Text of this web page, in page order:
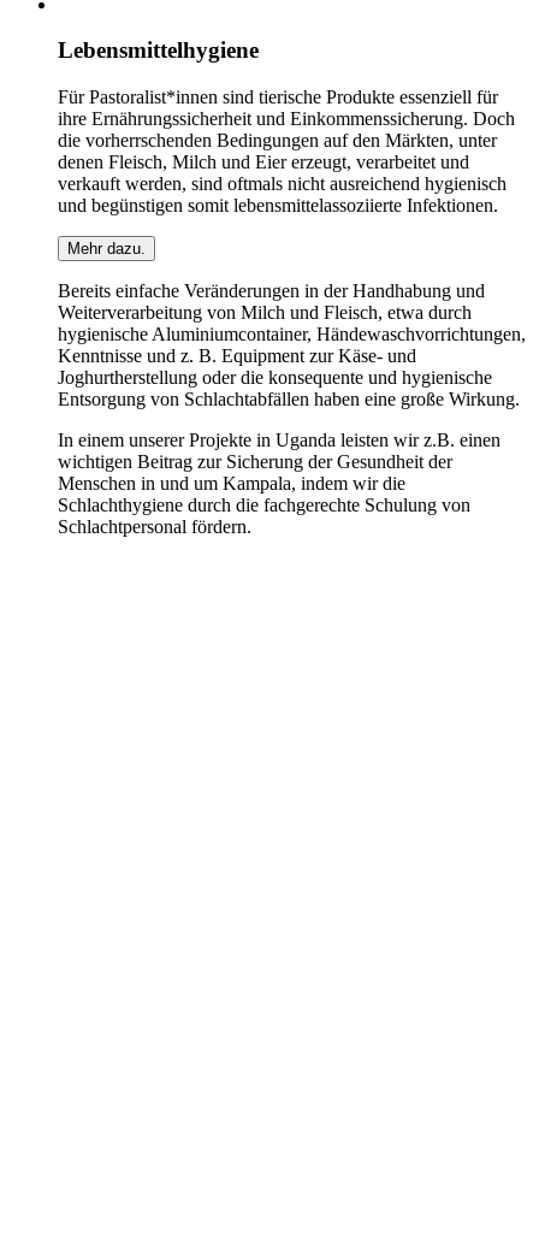
Lebensmittelhygiene
Für Pastoralist*innen sind tierische Produkte essenziell für
ihre Ernährungssicherheit und Einkommenssicherung. Doch
die vorherrschenden Bedingungen auf den Märkten, unter
denen Fleisch, Milch und Eier erzeugt, verarbeitet und
verkauft werden, sind oftmals nicht ausreichend hygienisch
und begünstigen somit lebensmittelassoziierte Infektionen.
Mehr dazu.
Bereits einfache Veränderungen in der Handhabung und
Weiterverarbeitung von Milch und Fleisch, etwa durch
hygienische Aluminiumcontainer, Händewaschvorrichtungen,
Kenntnisse und z. B. Equipment zur Käse- und
Joghurtherstellung oder die konsequente und hygienische
Entsorgung von Schlachtabfällen haben eine große Wirkung.
In einem unserer Projekte in Uganda leisten wir z.B. einen
wichtigen Beitrag zur Sicherung der Gesundheit der
Menschen in und um Kampala, indem wir die
Schlachthygiene durch die fachgerechte Schulung von
Schlachtpersonal fördern.